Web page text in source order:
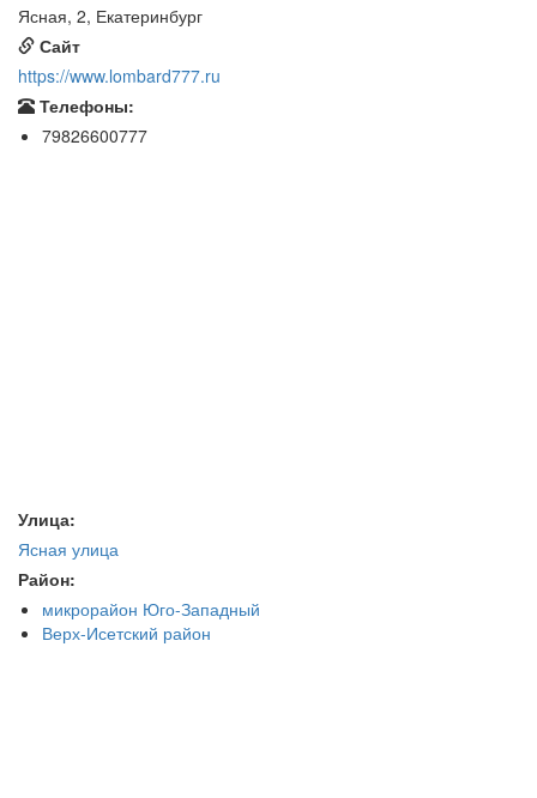
Ясная, 2, Екатеринбург
Сайт
https://www.lombard777.ru
Телефоны:
79826600777
Улица:
Ясная улица
Район:
микрорайон Юго-Западный
Верх-Исетский район